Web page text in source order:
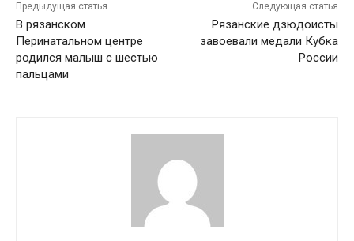
Предыдущая статья
В рязанском
Перинатальном центре
родился малыш с шестью
пальцами
Следующая статья
Рязанские дзюдоисты
завоевали медали Кубка
России